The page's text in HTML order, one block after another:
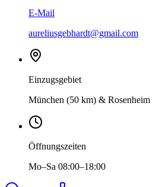
E-Mail
aureliusgebhardt@gmail.com
Einzugsgebiet
München (50 km) & Rosenheim
Öffnungszeiten
Mo–Sa 08:00–18:00